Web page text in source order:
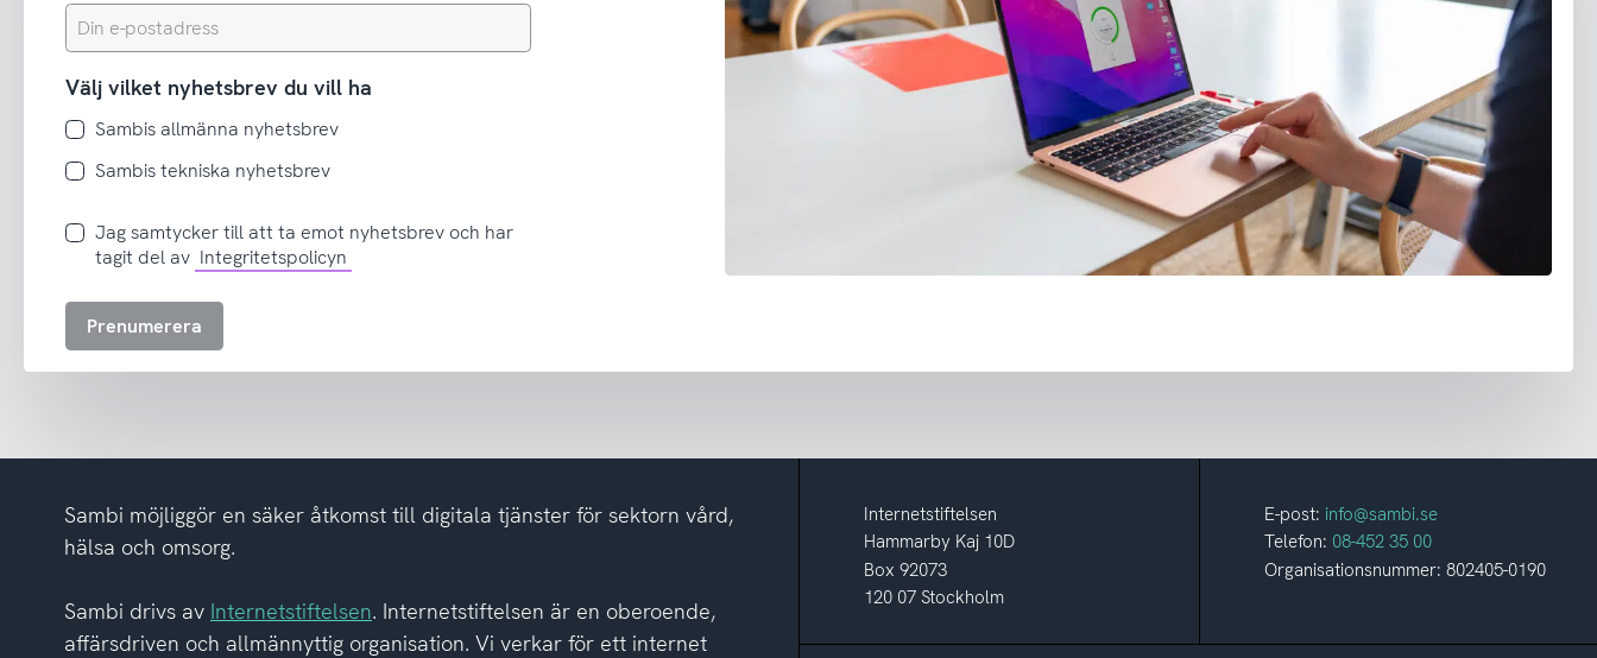
Din
e-
Välj vilket nyhetsbrev du vill ha
Sambis allmänna nyhetsbrev
Sambis tekniska nyhetsbrev
Jag
samtycker
att
av
integritetspolicyn
Jag samtycker till att ta emot nyhetsbrev och har
tagit del av Integritetspolicyn
Prenumerera
Sambi möjliggör en säker åtkomst till digitala tjänster för sektorn vård,
hälsa och omsorg.
Sambi drivs av Internetstiftelsen. Internetstiftelsen är en oberoende,
affärsdriven och allmännyttig organisation. Vi verkar för ett internet
Internetstiftelsen
Hammarby Kaj 10D
Box 92073
120 07 Stockholm
E-post: info@sambi.se
Telefon: 08-452 35 00
Organisationsnummer: 802405-0190